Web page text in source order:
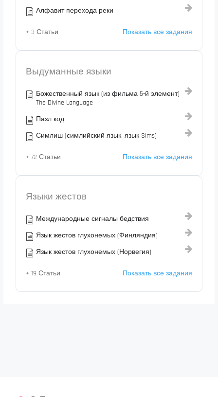
Алфавит перехода реки
+ 3 Статьи Показать все задания
Выдуманные языки
Божественный язык (из фильма 5-й элемент)
The Divine Language
Пазл код
Симлиш (симлийский язык, язык Sims)
+ 72 Статьи Показать все задания
Языки жестов
Международные сигналы бедствия
Язык жестов глухонемых (Финляндия)
Язык жестов глухонемых (Норвегия)
+ 19 Статьи Показать все задания